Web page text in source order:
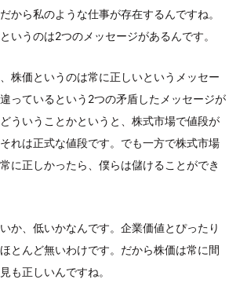
から私のような仕事が存在するんですね。
いうのは2つのメッセージがあるんです。
株価というのは常に正しいというメッセー
っているという2つの矛盾したメッセージが
ういうことかというと、株式市場で値段が
れは正式な値段です。でも一方で株式市場
に正しかったら、僕らは儲けることができ
か、低いかなんです。企業価値とぴったり
とんど無いわけです。だから株価は常に間
も正しいんですね。